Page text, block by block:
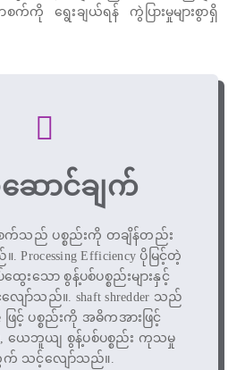
ကို ရွေးချယ်ရန် ကွဲပြားမှုများစွာရှိ
ောင်ချက်
ခွဲစက်သည် ပစ္စည်းကို တချိန်တည်း
Efficiency ပိုမြင့်တဲ့
းသော စွန့်ပစ်ပစ္စည်းများနှင့်
ာ်သည်။. shaft shredder သည်
ဖြင့် ပစ္စည်းကို အဓိကအားဖြင့်
ေဘူယျ စွန့်ပစ်ပစ္စည်း ကုသမှု
သင့်လျော်သည်။.